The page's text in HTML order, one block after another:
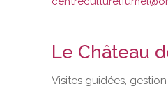
Le Château
Visites guidées, gestion